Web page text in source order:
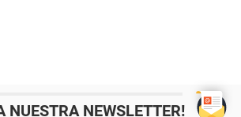
NUESTRA NEWSLETTER!